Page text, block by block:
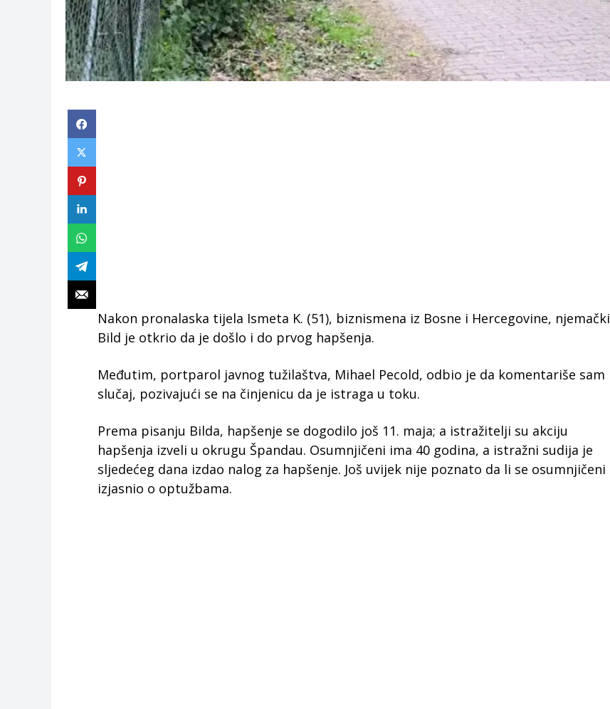
Nakon pronalaska tijela Ismeta K. (51), biznismena iz Bosne i Hercegovine, njemački
Bild je otkrio da je došlo i do prvog hapšenja.
Međutim, portparol javnog tužilaštva, Mihael Pecold, odbio je da komentariše sam
slučaj, pozivajući se na činjenicu da je istraga u toku.
Prema pisanju Bilda, hapšenje se dogodilo još 11. maja; a istražitelji su akciju
hapšenja izveli u okrugu Špandau. Osumnjičeni ima 40 godina, a istražni sudija je
sljedećeg dana izdao nalog za hapšenje. Još uvijek nije poznato da li se osumnjičeni
izjasnio o optužbama.